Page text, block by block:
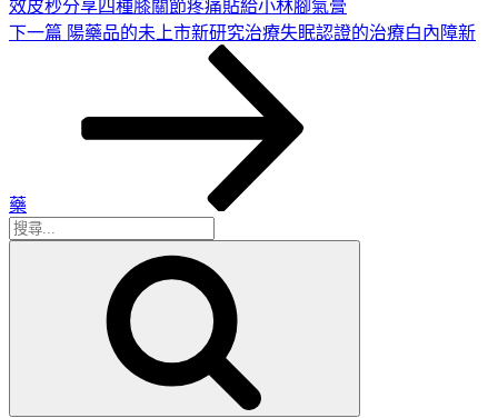
效皮秒分享四種膝關節疼痛貼給小林腳氣膏
下
下一篇 陽藥品的未上市新研究治療失眠認證的治療白內障新
藥
搜